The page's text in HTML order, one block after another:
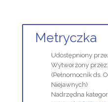
Metryczka
Udostępniony
Wytworzony przez:
(Pełnomocnik ds.
Niejawnych)
Nadrzędna